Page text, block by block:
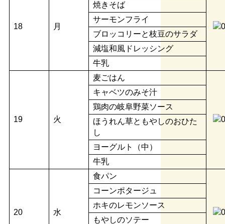
18 月
焼きそば
サーモンフライ
ブロッコリーと枝豆のサラダ
減塩和風ドレッシング
牛乳
19 火
麦ごはん
キャベツのみそ汁
鶏肉の岐阜野菜ソース
ほうれん草ともやしのおひた
し
ヨーグルト（中）
牛乳
20 水
食パン
コーンポタージュ
ホキのレモンソース
もやしのソテー